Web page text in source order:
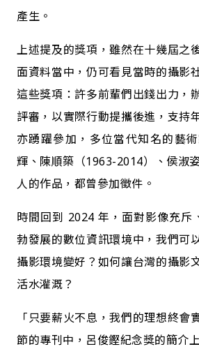
產生。
上述提及的獎項，雖然在十幾屆之
面資料當中，仍可看見當時的攝影
這些獎項：許多前輩們出錢出力，
評審，以實際行動提攜後進，支持
亦踴躍參加，多位當代知名的藝
輝、陳順築（1963-2014）、侯淑
人的作品，都曾參加徵件。
時間回到 2024 年，面對影像充斥
勃發展的數位資訊環境中，我們可
攝影環境變好？如何讓台灣的攝影
活水灌溉？
「只要薪火不息，我們的理想終會
節的專刊中，呂俊鏗紀念獎的簡介